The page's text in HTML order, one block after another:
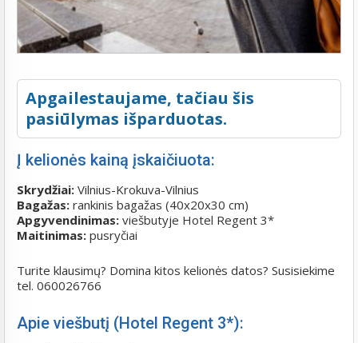
Apgailestaujame, tačiau šis
pasiūlymas išparduotas.
Į kelionės kainą įskaičiuota:
Skrydžiai: Vilnius-Krokuva-Vilnius
Bagažas: rankinis bagažas (40x20x30 cm)
Apgyvendinimas: viešbutyje Hotel Regent 3*
Maitinimas: pusryčiai
Turite klausimų? Domina kitos kelionės datos? Susisiekime
tel. 060026766
Apie viešbutį (Hotel Regent 3*):